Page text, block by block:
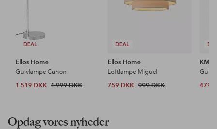
DEAL
Ellos Home
Gulvlampe Canon
1 519 DKK 1 999 DKK
DEAL
Ellos Home
Loftlampe Miguel
759 DKK 999 DKK
KM
479
Opdag vores nyheder